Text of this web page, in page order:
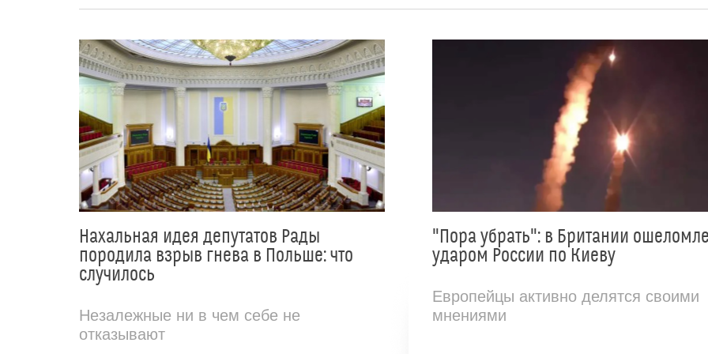
Нахальная идея депутатов Рады
породила взрыв гнева в Польше: что
случилось
Незалежные ни в чем себе не
отказывают
"Пора убрать": в Британии
ударом России по Киеву
Европейцы активно делятся своими
мнениями